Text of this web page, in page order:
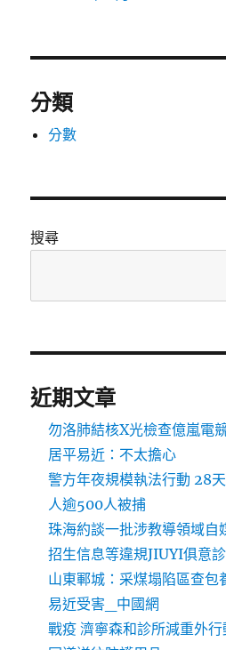
分類
分數
搜尋
近期文章
勿洛肺結核X光檢查億嵐電
居平易近：不太擔心
警方年夜規模執法行動 28
人逾500人被捕
珠海約談一批涉教導領域自
招生信息等違規JIUYI俱意
山東鄆城：采煤塌陷區查包
易近受害_中國網
戰疫 濟寧森和診所減重外